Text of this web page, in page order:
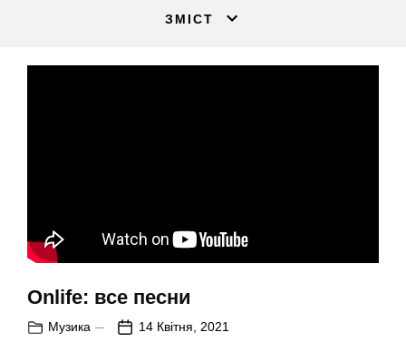
ЗМІСТ
Onlife: все песни
Музика 14 Квітня, 2021